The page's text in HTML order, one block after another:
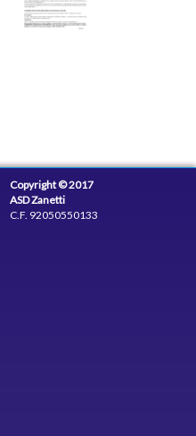
Copyright © 2017
ASD Zanetti
C.F. 92050550133